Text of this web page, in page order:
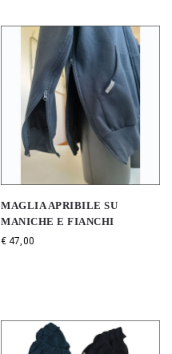
MAGLIA APRIBILE SU
MANICHE E FIANCHI
€ 47,00